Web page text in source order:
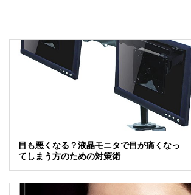
目も悪くなる？液晶モニタで目が痛くなっ
てしまう方のための対策術